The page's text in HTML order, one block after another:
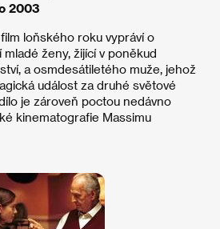
2003
loňského roku vypráví o
ženy, žijící v poněkud
a osmdesátiletého muže, jehož
událost za druhé světové
je zároveň poctou nedávno
kinematografie Massimu